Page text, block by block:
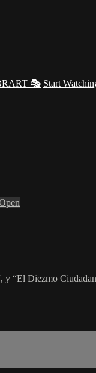
🎭 Start
“El Diezmo